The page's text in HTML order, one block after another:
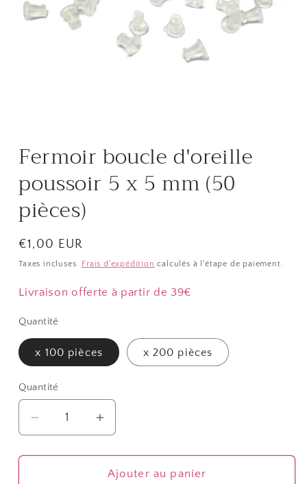
1
dans
fenêtre
modale
Fermoir boucle d'oreille
poussoir 5 x 5 mm (50
pièces)
Prix
habituel
€1,00 EUR
Taxes incluses. Frais d'expédition calculés à l'étape de paiement.
Livraison offerte à partir de 39€
Quantité
x 100 pièces x 200 pièces
Quantité
Quantité
Réduire
la
quantité
Augmenter
la
quantité
de
Ajouter au panier